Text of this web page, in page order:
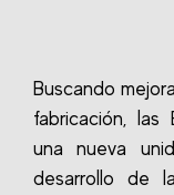
Buscando
fabricación, las
una nueva
desarrollo de